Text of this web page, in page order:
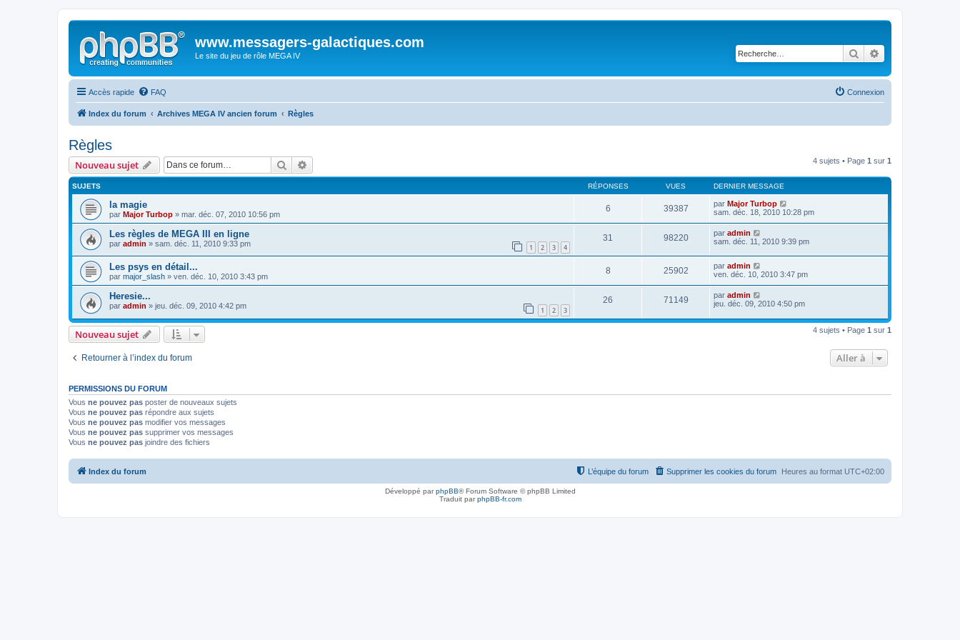
www.messagers-galactiques.com
Le site du jeu de rôle MEGA IV Rechercher
Accès rapide FAQ Connexion
Index du forum Archives MEGA IV ancien forum Règles
Règles
Nouveau sujet Rechercher 4 sujets • Page 1 sur 1
SUJETS RÉPONSES VUES DERNIER MESSAGE
la magie
par Major Turbop » mar. déc. 07, 2010 10:56 pm
6 39387 par Major Turbop
sam. déc. 18, 2010 10:28 pm
Les règles de MEGA III en ligne
par admin » sam. déc. 11, 2010 9:33 pm 1 2 3 4
31 98220 par admin
sam. déc. 11, 2010 9:39 pm
Les psys en détail...
par major_slash » ven. déc. 10, 2010 3:43 pm
8 25902 par admin
ven. déc. 10, 2010 3:47 pm
Heresie...
par admin » jeu. déc. 09, 2010 4:42 pm 1 2 3
26 71149 par admin
jeu. déc. 09, 2010 4:50 pm
Nouveau sujet 4 sujets • Page 1 sur 1
Retourner à l’index du forum Aller à
PERMISSIONS DU FORUM
Vous ne pouvez pas poster de nouveaux sujets
Vous ne pouvez pas répondre aux sujets
Vous ne pouvez pas modifier vos messages
Vous ne pouvez pas supprimer vos messages
Vous ne pouvez pas joindre des fichiers
Index du forum Heures au format UTC+02:00
Supprimer les cookies du forum
L’équipe du forum
Développé parphpBB® Forum Software © phpBB Limited
Traduit parphpBB-fr.com